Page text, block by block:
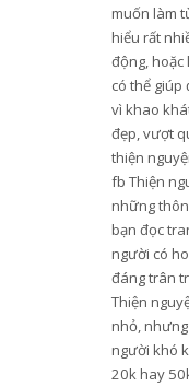
muốn làm
hiểu rất
động, hoặc
có thể
vì khao
đẹp, vượt
thiện
fb Thiện
những
bạn đọc
người có
đáng trân
Thiện
nhỏ,
người khó
20k hay